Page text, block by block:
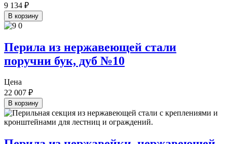
9 134 ₽
В корзину
Перила из нержавеющей стали
поручни бук, дуб №10
Цена
22 007 ₽
В корзину